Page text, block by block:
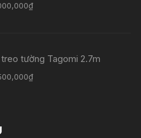
₫
tường Tagomi 2.7m
₫